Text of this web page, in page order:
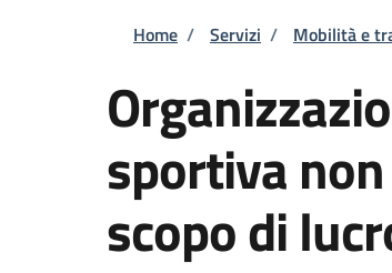
Briciole di
Home / Servizi / Mobilità e
sportiva
scopo di